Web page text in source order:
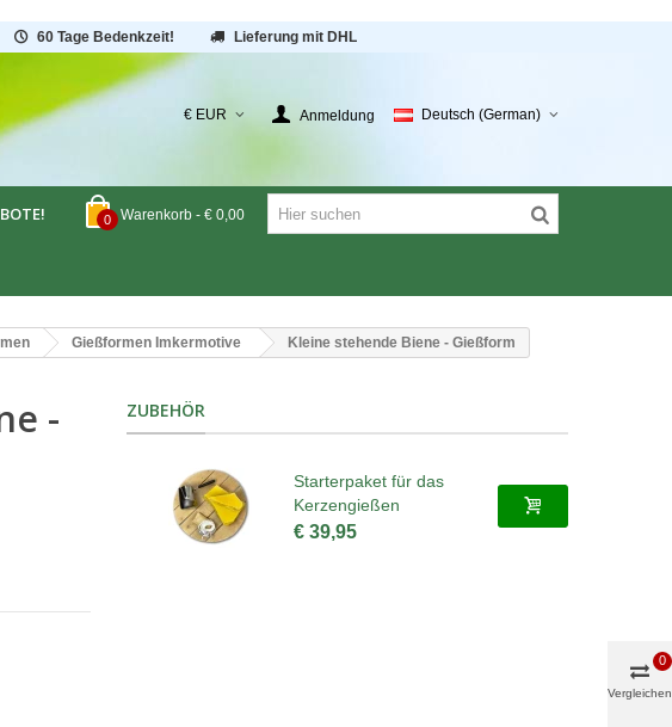
60 Tage Bedenkzeit! Lieferung mit DHL
€ EUR Anmeldung Deutsch (German)
0 Warenkorb - € 0,00
Gießformen Imkermotive Kleine stehende Biene - Gießform
-
ZUBEHÖR
Starterpaket für das
Kerzengießen
€ 39,95
Vergleichen
0